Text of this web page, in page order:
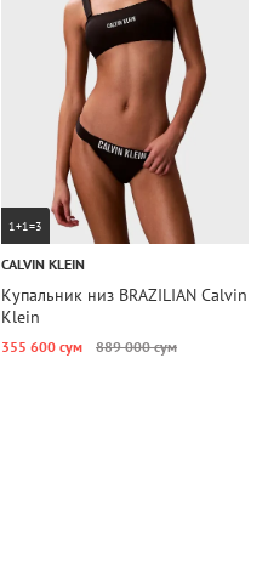
1+1=3
CALVIN KLEIN
Купальник низ BRAZILIAN Calvin
Klein
355 600 сум 889 000 сум